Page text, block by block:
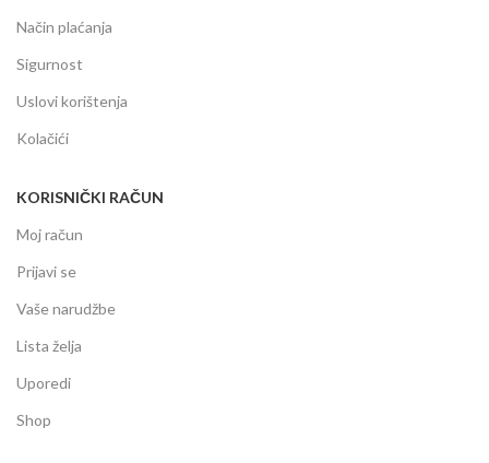
Način plaćanja
Sigurnost
Uslovi korištenja
Kolačići
KORISNIČKI RAČUN
Moj račun
Prijavi se
Vaše narudžbe
Lista želja
Uporedi
Shop